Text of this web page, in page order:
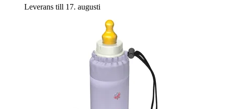
Leverans till 17. augusti